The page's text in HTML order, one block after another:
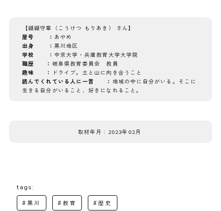
【纐纈守章（こうけつ もりあき） さん】
屋号 ： あやめ
出身 ： 黒川地区
学校 ： 中京大学・兵庫教育大学大学院
職歴 ： 岐阜県教育委員会 教員
趣味 ：
ドライブ。土と山に向き合うこと
読んでくれている人に一言 ： 地域の中に自分がいる。そこに
生きる自分がいること、好きになれること。
取材年月：2023年02月
tags:
#黒川 #教育 #歴史